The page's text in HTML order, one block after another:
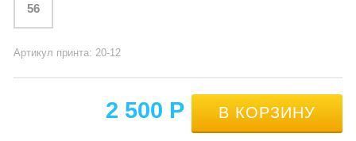
56
Артикул принта: 20-12
2 500 Р